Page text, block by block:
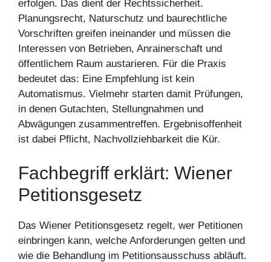
erfolgen. Das dient der Rechtssicherheit.
Planungsrecht, Naturschutz und baurechtliche
Vorschriften greifen ineinander und müssen die
Interessen von Betrieben, Anrainerschaft und
öffentlichem Raum austarieren. Für die Praxis
bedeutet das: Eine Empfehlung ist kein
Automatismus. Vielmehr starten damit Prüfungen,
in denen Gutachten, Stellungnahmen und
Abwägungen zusammentreffen. Ergebnisoffenheit
ist dabei Pflicht, Nachvollziehbarkeit die Kür.
Fachbegriff erklärt: Wiener
Petitionsgesetz
Das Wiener Petitionsgesetz regelt, wer Petitionen
einbringen kann, welche Anforderungen gelten und
wie die Behandlung im Petitionsausschuss abläuft.